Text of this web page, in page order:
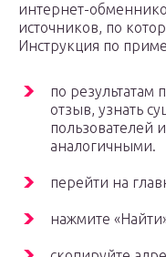
интернет-
источников, по
Инструкция по
по результатам
отзыв, узнать
пользователей
аналогичными.
перейти на
нажмите